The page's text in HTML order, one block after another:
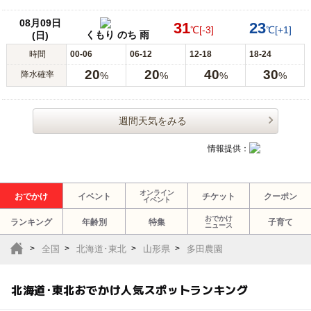
08月09日
(日)
くもり のち 雨 31℃[-3] 23℃[+1]
時間 00-06 06-12 12-18 18-24
降水確率 20% 20% 40% 30%
週間天気をみる
情報提供：
おでかけ イベント
オンライン
イベント
チケット クーポン
ランキング 年齢別 特集
おでかけ
ニュース
子育て
全国 北海道･東北 山形県 多田農園
北海道･東北おでかけ人気スポットランキング